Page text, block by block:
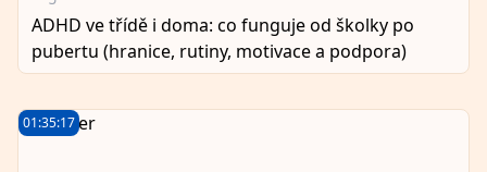
ADHD ve třídě i doma: co funguje od školky po
pubertu (hranice, rutiny, motivace a podpora)
01:35:17